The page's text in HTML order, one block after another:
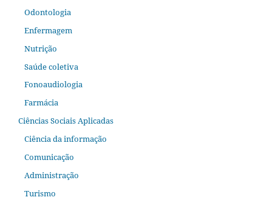
Odontologia
Enfermagem
Nutrição
Saúde coletiva
Fonoaudiologia
Farmácia
Ciências Sociais Aplicadas
Ciência da informação
Comunicação
Administração
Turismo